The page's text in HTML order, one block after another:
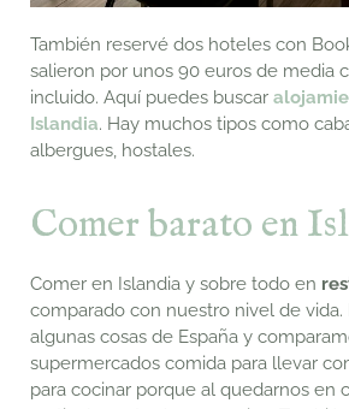
También reservé dos hoteles con
salieron por unos 90 euros de media
incluido. Aquí puedes buscar
Islandia. Hay muchos tipos como
albergues, hostales.
Comer barato en
Comer en Islandia y sobre todo en
comparado con nuestro nivel de
algunas cosas de España y
supermercados comida para llevar
para cocinar porque al quedarnos en